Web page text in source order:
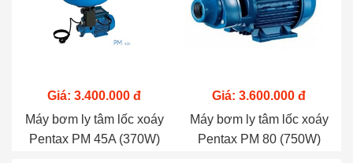
Giá: 3.400.000 đ
Máy bơm ly tâm lốc xoáy
Pentax PM 45A (370W)
Giá: 3.600.000 đ
Máy bơm ly tâm lốc xoáy
Pentax PM 80 (750W)